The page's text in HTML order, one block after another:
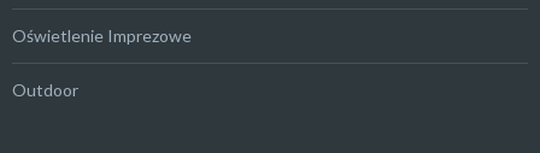
Oświetlenie Imprezowe
Outdoor